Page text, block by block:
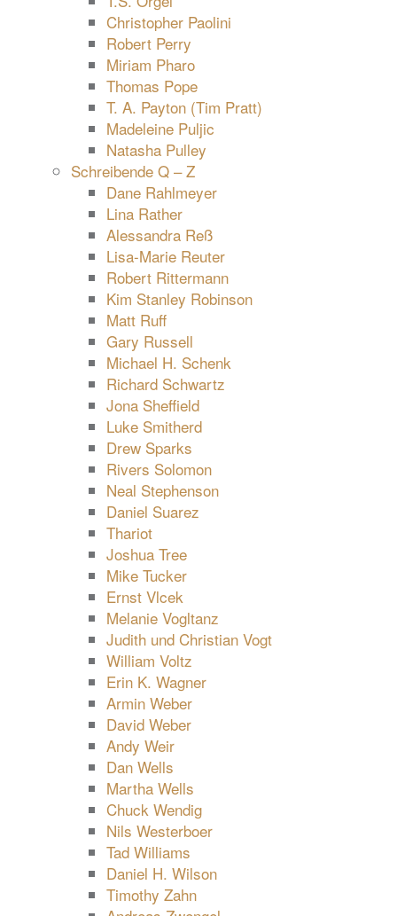
Christopher Paolini
Robert Perry
Miriam Pharo
Thomas Pope
T. A. Payton (Tim Pratt)
Madeleine Puljic
Natasha Pulley
Schreibende Q – Z
Dane Rahlmeyer
Lina Rather
Alessandra Reß
Lisa-Marie Reuter
Robert Rittermann
Kim Stanley Robinson
Matt Ruff
Gary Russell
Michael H. Schenk
Richard Schwartz
Jona Sheffield
Luke Smitherd
Drew Sparks
Rivers Solomon
Neal Stephenson
Daniel Suarez
Thariot
Joshua Tree
Mike Tucker
Ernst Vlcek
Melanie Vogltanz
Judith und Christian Vogt
William Voltz
Erin K. Wagner
Armin Weber
David Weber
Andy Weir
Dan Wells
Martha Wells
Chuck Wendig
Nils Westerboer
Tad Williams
Daniel H. Wilson
Timothy Zahn